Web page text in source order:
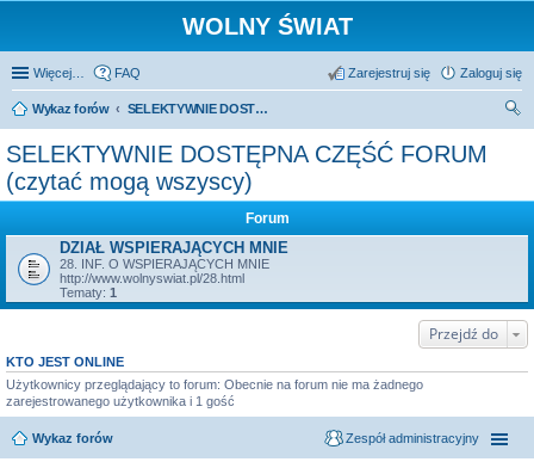
WOLNY ŚWIAT
Więcej… FAQ Zaloguj się
Zarejestruj się
Wykaz forów
SELEKTYWNIE DOSTĘPNA CZĘŚĆ FORUM (czytać mogą wszyscy)
SELEKTYWNIE DOSTĘPNA CZĘŚĆ FORUM
(czytać mogą wszyscy)
Forum
DZIAŁ WSPIERAJĄCYCH MNIE
28. INF. O WSPIERAJĄCYCH MNIE
http://www.wolnyswiat.pl/28.html
Tematy: 1
Przejdź do
KTO JEST ONLINE
Użytkownicy przeglądający to forum: Obecnie na forum nie ma żadnego
zarejestrowanego użytkownika i 1 gość
Wykaz forów Zespół administracyjny